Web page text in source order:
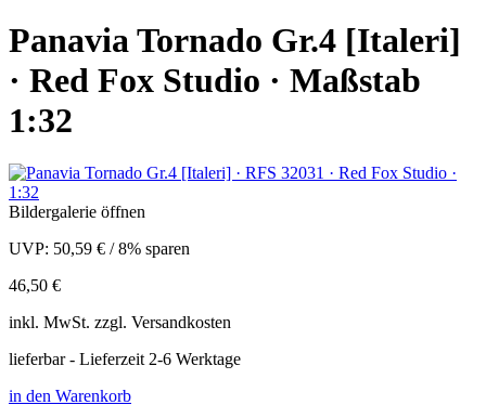
Panavia Tornado Gr.4 [Italeri]
· Red Fox Studio · Maßstab
1:32
Bildergalerie öffnen
UVP: 50,59 € /8% sparen
46,50 €
inkl. MwSt. zzgl. Versandkosten
lieferbar - Lieferzeit 2-6 Werktage
in den Warenkorb